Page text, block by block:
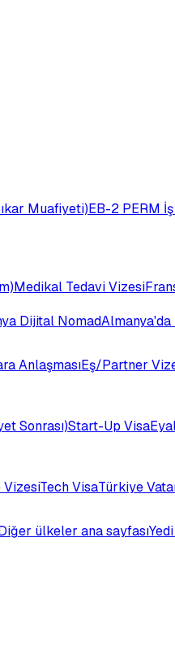
Muafiyeti)EB-2 PERM
Medikal Tedavi Vizesi
Dijital NomadAlmanya'da
AnlaşmasıEş/Partner
Sonrası)Start-Up Visa
VizesiTech VisaTürkiye
ülkeler ana sayfası